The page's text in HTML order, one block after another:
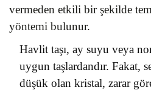
vermeden etkili bir şekilde
yöntemi bulunur.
Havlit taşı, ay suyu veya
uygun taşlardandır. Fakat,
düşük olan kristal, zarar